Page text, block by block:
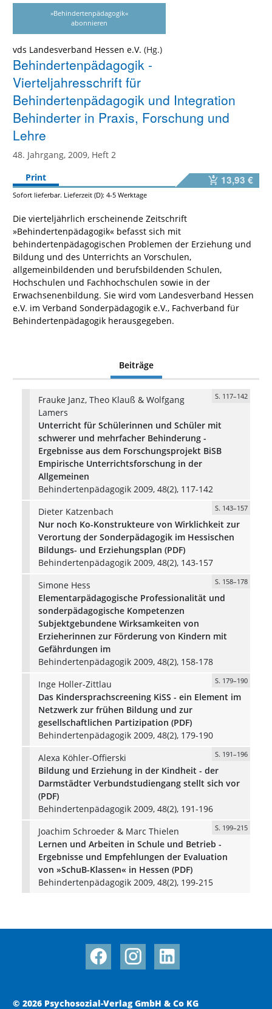
»Behindertenpädagogik«
abonnieren
vds Landesverband Hessen e.V.
Behindertenpädagogik -
Vierteljahresschrift für
Behindertenpädagogik und Integration
Behinderter in Praxis, Forschung und
Lehre
48. Jahrgang, 2009, Heft 2
Print
13,93 €
Sofort lieferbar. Lieferzeit (D): 4-5 Werktage
Die vierteljährlich erscheinende Zeitschrift
»Behindertenpädagogik« befasst sich mit
behindertenpädagogischen Problemen der Erziehung und
Bildung und des Unterrichts an Vorschulen,
allgemeinbildenden und berufsbildenden Schulen,
Hochschulen und Fachhochschulen sowie in der
Erwachsenenbildung. Sie wird vom Landesverband Hessen
e.V. im Verband Sonderpädagogik e.V., Fachverband für
Behindertenpädagogik herausgegeben.
Beiträge
Frauke Janz, Theo Klauß & Wolfgang
Lamers
S. 117–142
Unterricht für Schülerinnen und Schüler mit
schwerer und mehrfacher Behinderung -
Ergebnisse aus dem Forschungsprojekt BiSB
Empirische Unterrichtsforschung in der
Allgemeinen
Behindertenpädagogik 2009, 48(2), 117-142
Dieter Katzenbach
S. 143–157
Nur noch Ko-Konstrukteure von Wirklichkeit zur
Verortung der Sonderpädagogik im Hessischen
Bildungs- und Erziehungsplan (PDF)
Behindertenpädagogik 2009, 48(2), 143-157
Simone Hess
S. 158–178
Elementarpädagogische Professionalität und
sonderpädagogische Kompetenzen
Subjektgebundene Wirksamkeiten von
Erzieherinnen zur Förderung von Kindern mit
Gefährdungen im
Behindertenpädagogik 2009, 48(2), 158-178
Inge Holler-Zittlau
S. 179–190
Das Kindersprachscreening KiSS - ein Element im
Netzwerk zur frühen Bildung und zur
gesellschaftlichen Partizipation (PDF)
Behindertenpädagogik 2009, 48(2), 179-190
Alexa Köhler-Offierski
S. 191–196
Bildung und Erziehung in der Kindheit - der
Darmstädter Verbundstudiengang stellt sich vor
(PDF)
Behindertenpädagogik 2009, 48(2), 191-196
Joachim Schroeder & Marc Thielen
S. 199–215
Lernen und Arbeiten in Schule und Betrieb -
Ergebnisse und Empfehlungen der Evaluation
von »SchuB-Klassen« in Hessen (PDF)
Behindertenpädagogik 2009, 48(2), 199-215
© 2026 Psychosozial-Verlag GmbH & Co KG